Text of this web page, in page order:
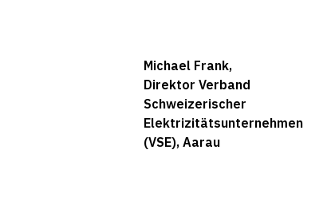
Michael Frank,
Direktor Verband
Schweizerischer
Elektrizitätsunternehmen
(VSE), Aarau